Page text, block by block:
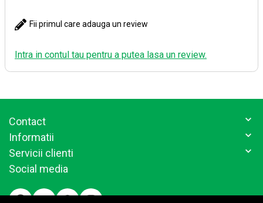
Fii primul care adauga un review
Intra in contul tau pentru a putea lasa un review.
Contact
Informatii
Servicii clienti
Social media